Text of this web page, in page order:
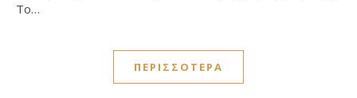
Το…
ΠΕΡΙΣΣΌΤΕΡΑ